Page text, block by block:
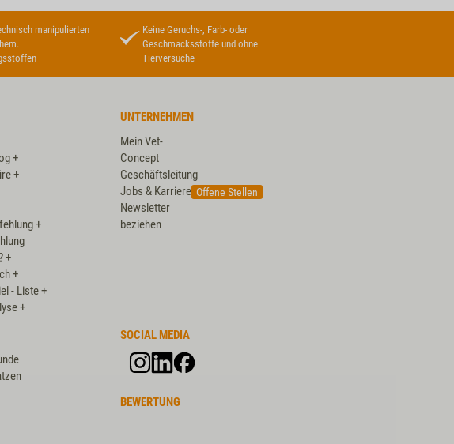
manipulierten
Keine Geruchs-, Farb- oder
Geschmacksstoffe und ohne
Tierversuche
+
+
+
+
+
- Liste +
+
UNTERNEHMEN
Mein Vet-
Concept
Geschäftsleitung
Jobs & Karriere Offene Stellen
Newsletter
beziehen
SOCIAL MEDIA
BEWERTUNG